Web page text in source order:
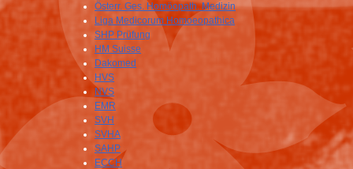
Österr. Ges. Homöopath. Medizin
Liga Medicorum Homoeopathica
SHP Prüfung
HM Suisse
Dakomed
HVS
NVS
EMR
SVH
SVHA
SAHP
ECCH